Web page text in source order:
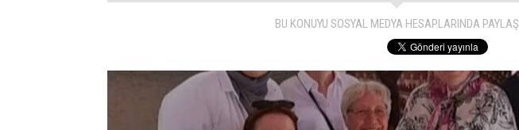
BU KONUYU SOSYAL MEDYA HESAPLARINDA PAYLAŞ